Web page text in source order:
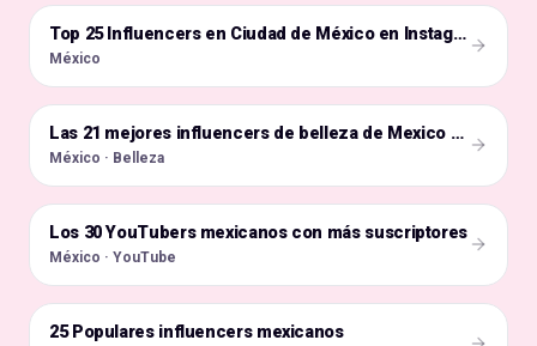
🇲🇽 Top 25 Influencers en Ciudad de México en Instagram
México
🇲🇽 Las 21 mejores influencers de belleza de Mexico en Instagram
México · Belleza
🇲🇽
Los 30 YouTubers mexicanos con más suscriptores
México · YouTube
🇲🇽
25 Populares influencers mexicanos